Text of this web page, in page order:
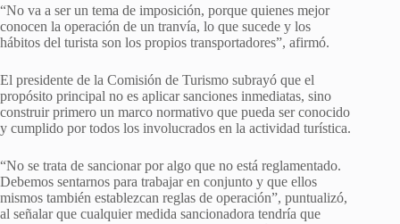
“No va a ser un tema de imposición, porque quienes mejor
conocen la operación de un tranvía, lo que sucede y los
hábitos del turista son los propios transportadores”, afirmó.
El presidente de la Comisión de Turismo subrayó que el
propósito principal no es aplicar sanciones inmediatas, sino
construir primero un marco normativo que pueda ser conocido
y cumplido por todos los involucrados en la actividad turística.
“No se trata de sancionar por algo que no está reglamentado.
Debemos sentarnos para trabajar en conjunto y que ellos
mismos también establezcan reglas de operación”, puntualizó,
al señalar que cualquier medida sancionadora tendría que